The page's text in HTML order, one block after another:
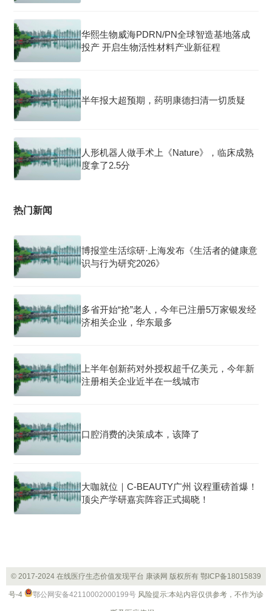
华熙生物威海PDRN/PN全球智造基地落成
投产 开启生物活性材料产业新征程
半年报大超预期，药明康德扫清一切质疑
人形机器人做手术上《Nature》，临床成熟
度拿了2.5分
热门新闻
博报堂生活综研·上海发布《生活者的健康意
识与行为研究2026》
多省开始“抢”老人，今年已注册5万家银发经
济相关企业，华东最多
上半年创新药对外授权超千亿美元，今年新
注册相关企业近半在一线城市
口腔消费的决策成本，该降了
大咖就位｜C-BEAUTY广州 议程重磅首爆！
顶尖产学研嘉宾阵容正式揭晓！
© 2017-2024 在线医疗生态价值发现平台 康谈网 版权所有 鄂ICP备18015839
号-4 鄂公网安备42110002000199号 风险提示:本站内容仅供参考，不作为诊